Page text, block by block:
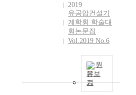
2019
유공압건설기
계학회 학술대
회논문집
Vol.2019 No.6
원
문보
기